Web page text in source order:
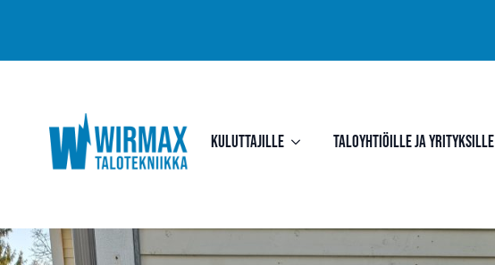
Kuluttajille Taloyhtiöille ja yrityksille